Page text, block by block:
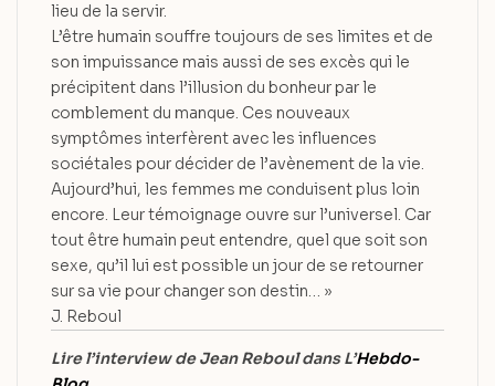
lieu de la servir.
L’être humain souffre toujours de ses limites et de
son impuissance mais aussi de ses excès qui le
précipitent dans l’illusion du bonheur par le
comblement du manque. Ces nouveaux
symptômes interfèrent avec les influences
sociétales pour décider de l’avènement de la vie.
Aujourd’hui, les femmes me conduisent plus loin
encore. Leur témoignage ouvre sur l’universel. Car
tout être humain peut entendre, quel que soit son
sexe, qu’il lui est possible un jour de se retourner
sur sa vie pour changer son destin… »
J. Reboul
Lire l’interview de Jean Reboul dans L’Hebdo-